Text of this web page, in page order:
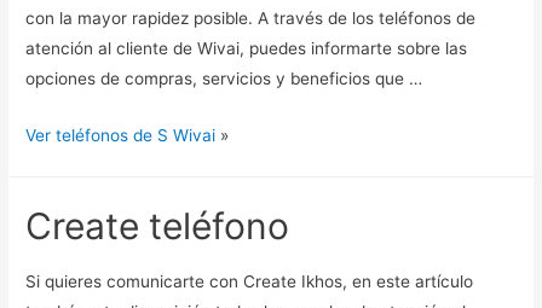
con la mayor rapidez posible. A través de los teléfonos de
atención al cliente de Wivai, puedes informarte sobre las
opciones de compras, servicios y beneficios que …
Ver teléfonos de S Wivai »
Create teléfono
Si quieres comunicarte con Create Ikhos, en este artículo